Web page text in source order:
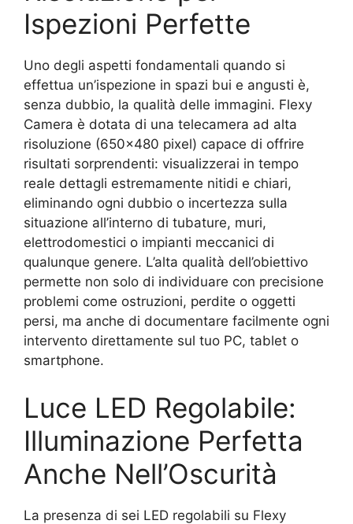
Ispezioni Perfette
Uno degli aspetti fondamentali quando si
effettua un’ispezione in spazi bui e angusti è,
senza dubbio, la qualità delle immagini. Flexy
Camera è dotata di una telecamera ad alta
risoluzione (650×480 pixel) capace di offrire
risultati sorprendenti: visualizzerai in tempo
reale dettagli estremamente nitidi e chiari,
eliminando ogni dubbio o incertezza sulla
situazione all’interno di tubature, muri,
elettrodomestici o impianti meccanici di
qualunque genere. L’alta qualità dell’obiettivo
permette non solo di individuare con precisione
problemi come ostruzioni, perdite o oggetti
persi, ma anche di documentare facilmente ogni
intervento direttamente sul tuo PC, tablet o
smartphone.
Luce LED Regolabile:
Illuminazione Perfetta
Anche Nell’Oscurità
La presenza di sei LED regolabili su Flexy